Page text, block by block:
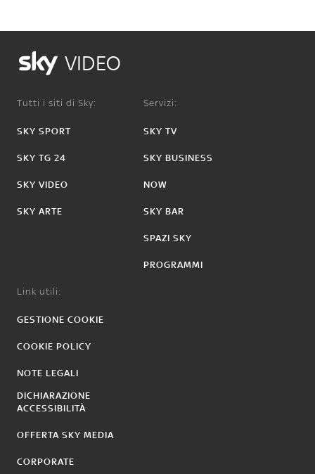
VIDEO
Tutti i siti di Sky:
SKY SPORT
SKY TG 24
SKY VIDEO
SKY ARTE
Servizi:
SKY TV
SKY BUSINESS
NOW
SKY BAR
SPAZI SKY
PROGRAMMI
Link utili:
GESTIONE COOKIE
COOKIE POLICY
NOTE LEGALI
DICHIARAZIONE
ACCESSIBILITÀ
OFFERTA SKY MEDIA
CORPORATE